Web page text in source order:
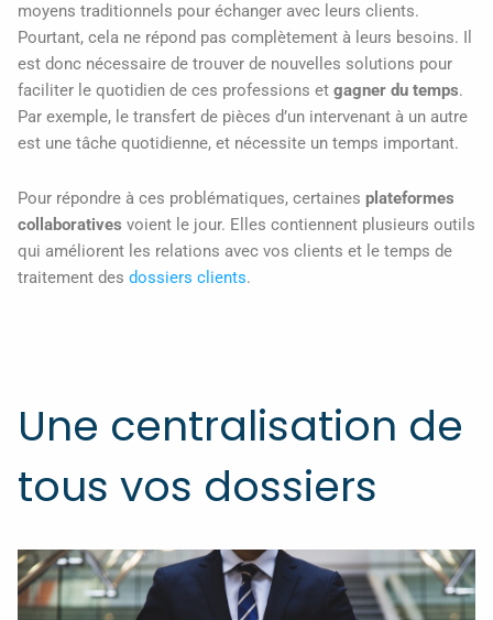
moyens traditionnels pour échanger avec leurs clients.
Pourtant, cela ne répond pas complètement à leurs besoins. Il
est donc nécessaire de trouver de nouvelles solutions pour
faciliter le quotidien de ces professions et gagner du temps.
Par exemple, le transfert de pièces d’un intervenant à un autre
est une tâche quotidienne, et nécessite un temps important.
Pour répondre à ces problématiques, certaines plateformes
collaboratives voient le jour. Elles contiennent plusieurs outils
qui améliorent les relations avec vos clients et le temps de
traitement des dossiers clients.
Une centralisation de
tous vos dossiers